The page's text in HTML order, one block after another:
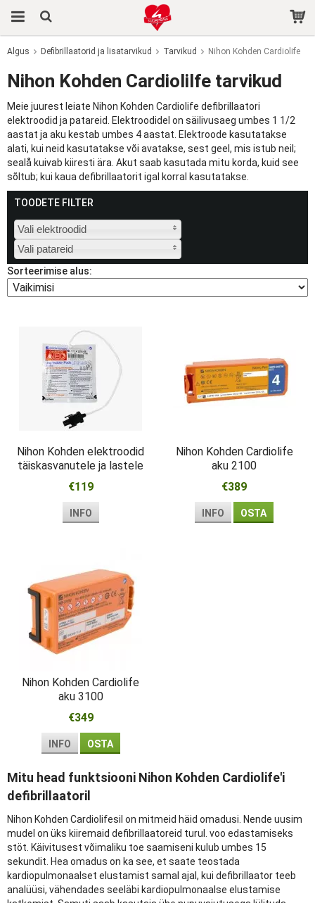
Algus Defibrillaatorid ja lisatarvikud Tarvikud Nihon Kohden Cardiolife
Nihon Kohden Cardiolilfe tarvikud
Meie juurest leiate Nihon Kohden Cardiolife defibrillaatori
elektroodid ja patareid. Elektroodidel on säilivusaeg umbes 1 1/2
aastat ja aku kestab umbes 4 aastat. Elektroode kasutatakse
alati, kui neid kasutatakse või avatakse, sest geel, mis istub neil;
sealå kuivab kiiresti ära. Akut saab kasutada mitu korda, kuid see
sõltub; kui kaua defibrillaatorit igal korral kasutatakse.
TOODETE FILTER
Vali elektroodid
Vali patareid
Sorteerimise alus:
Nihon Kohden elektroodid
täiskasvanutele ja lastele
Cardiolife AED
€119
INFO
Nihon Kohden Cardiolife
aku 2100
€389
INFO OSTA
Nihon Kohden Cardiolife
aku 3100
€349
INFO OSTA
Mitu head funktsiooni Nihon Kohden Cardiolife'i
defibrillaatoril
Nihon Kohden Cardiolifesil on mitmeid häid omadusi. Nende uusim
mudel on üks kiiremaid defibrillaatoreid turul. voo edastamiseks
stöt. Käivitusest võimaliku toe saamiseni kulub umbes 15
sekundit. Hea omadus on ka see, et saate teostada
kardiopulmonaalset elustamist samal ajal, kui defibrillaator teeb
analüüsi, vähendades seeläbi kardiopulmonaalse elustamise